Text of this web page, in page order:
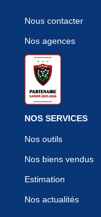
Nous contacter
Nos agences
NOS SERVICES
Nos outils
Nos biens vendus
Estimation
Nos actualités